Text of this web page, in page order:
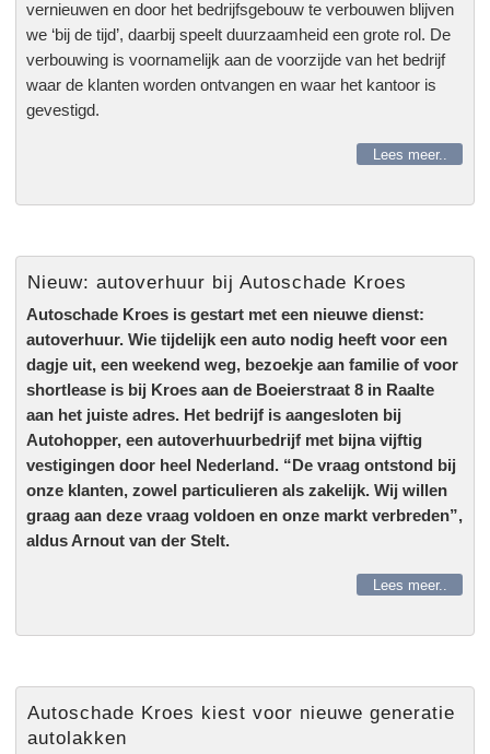
AUTOVERHUUR
FOTOALBUM
vernieuwen en door het bedrijfsgebouw te verbouwen blijven
we ‘bij de tijd’, daarbij speelt duurzaamheid een grote rol. De
verbouwing is voornamelijk aan de voorzijde van het bedrijf
waar de klanten worden ontvangen en waar het kantoor is
gevestigd.
Lees meer..
Nieuw: autoverhuur bij Autoschade Kroes
Autoschade Kroes is gestart met een nieuwe dienst:
autoverhuur. Wie tijdelijk een auto nodig heeft voor een
dagje uit, een weekend weg, bezoekje aan familie of voor
shortlease is bij Kroes aan de Boeierstraat 8 in Raalte
aan het juiste adres. Het bedrijf is aangesloten bij
Autohopper, een autoverhuurbedrijf met bijna vijftig
vestigingen door heel Nederland. “De vraag ontstond bij
onze klanten, zowel particulieren als zakelijk. Wij willen
graag aan deze vraag voldoen en onze markt verbreden”,
aldus Arnout van der Stelt.
Lees meer..
Autoschade Kroes kiest voor nieuwe generatie
autolakken